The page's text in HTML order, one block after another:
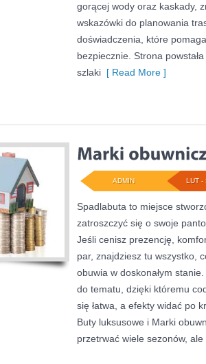
gorącej wody oraz kaskady,
wskazówki do planowania
doświadczenia, które
bezpiecznie. Strona
szlaki [ Read More ]
LUT -
ADMIN
Spadlabuta to miejsce
zatroszczyć się o swoje
Jeśli cenisz prezencję,
par, znajdziesz tu wszystko,
obuwia w doskonałym
do tematu, dzięki któremu
się łatwa, a efekty widać po
Buty luksusowe i Marki
przetrwać wiele sezonów, ale